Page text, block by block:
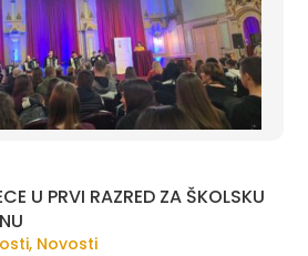
U PRVI RAZRED ZA ŠKOLSKU
, Novosti